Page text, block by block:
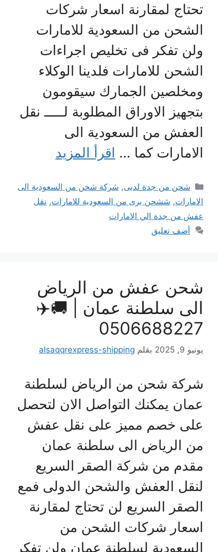
لمقارنة اسعار شركات
من السعودية للامارات
تفكر فى تخليص اجراءات
للامارات فلدينا الوكلاء
الجمارك سيقومون
الاوراق المطلوبة لـــــ نقل
من السعودية الى
كما … اقرأ المزيد
التصنيفات
شحن من جدة لدبى ,شركة شحن من السعودية الى
, ششحن برى من السعودية للامارات, نقل
من جدة الي الامارات
أضف تعليق
عفش من الرياض
سلطنة عمان | 🚚✈️
9, 2025 بقلم alsaqqrexpress-shipping
شحن من الرياض لسلطنة
يمكنك التواصل الان لتحصل
خصم مميز على نقل عفش
الرياض الى سلطنة عمان
من شركة الصقر السريع
العفش والشحن الدولى فمع
السريع لن تحتاج لمقارنة
شركات الشحن من
لسلطنة عمان ولن تفكر